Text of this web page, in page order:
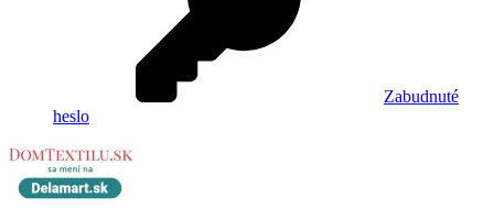
Zabudnuté
heslo